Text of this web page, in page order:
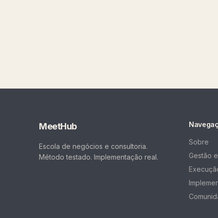
MeetHub
Escola de negócios e consultoria.
Método testado. Implementação real.
Sobre
Gestão